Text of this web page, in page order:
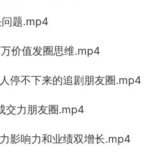
题.mp4
价值发圈思维.mp4
停不下来的追剧朋友圈.mp4
交力朋友圈.mp4
影响力和业绩双增长.mp4